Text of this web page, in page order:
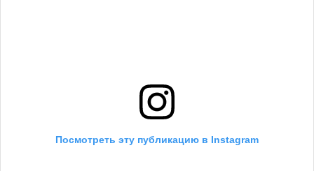
Посмотреть эту публикацию в Instagram